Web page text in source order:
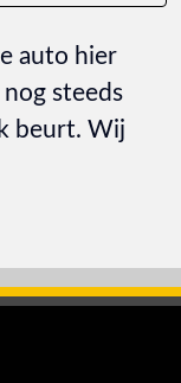
auto hier
steeds
beurt. Wij